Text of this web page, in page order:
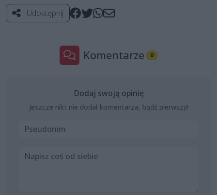
Udostępnij
Komentarze 0
Dodaj swoją opinię
Jeszcze nikt nie dodał komentarza, bądź pierwszy!